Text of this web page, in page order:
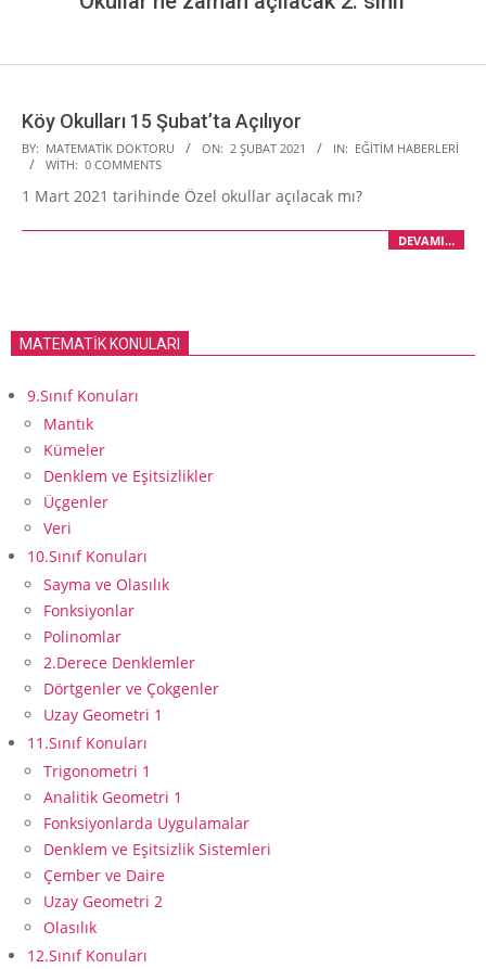
Köy Okulları 15 Şubat’ta Açılıyor
2021-
02-
02
BY: MATEMATIK DOKTORU ON: 2 ŞUBAT 2021 IN: EĞITIM HABERLERI
WITH: 0 COMMENTS
1 Mart 2021 tarihinde Özel okullar açılacak mı?
DEVAMI…
MATEMATİK KONULARI
9.Sınıf Konuları
Mantık
Kümeler
Denklem ve Eşitsizlikler
Üçgenler
Veri
10.Sınıf Konuları
Sayma ve Olasılık
Fonksiyonlar
Polinomlar
2.Derece Denklemler
Dörtgenler ve Çokgenler
Uzay Geometri 1
11.Sınıf Konuları
Trigonometri 1
Analitik Geometri 1
Fonksiyonlarda Uygulamalar
Denklem ve Eşitsizlik Sistemleri
Çember ve Daire
Uzay Geometri 2
Olasılık
12.Sınıf Konuları